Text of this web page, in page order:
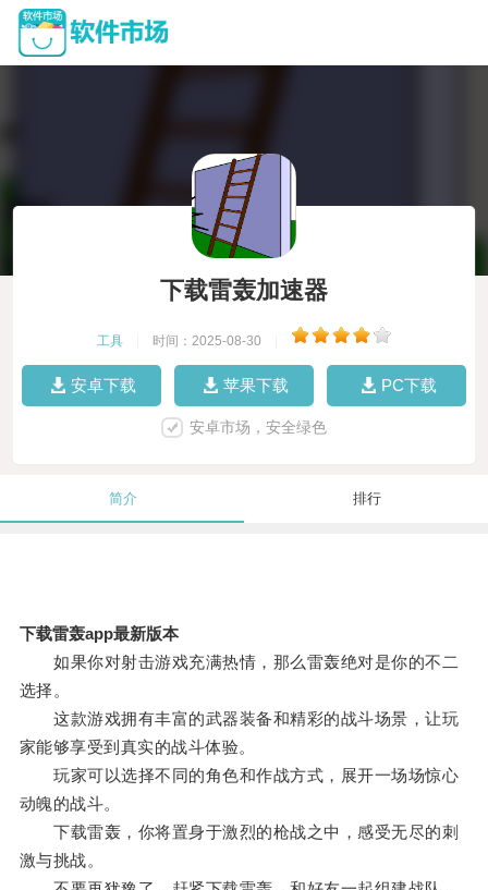
下载雷轰加速器
工具 时间：2025-08-30
安卓下载 苹果下载 PC下载
安卓市场，安全绿色
简介 排行
下载雷轰app最新版本
如果你对射击游戏充满热情，那么雷轰绝对是你的不二
选择。
这款游戏拥有丰富的武器装备和精彩的战斗场景，让玩
家能够享受到真实的战斗体验。
玩家可以选择不同的角色和作战方式，展开一场场惊心
动魄的战斗。
下载雷轰，你将置身于激烈的枪战之中，感受无尽的刺
激与挑战。